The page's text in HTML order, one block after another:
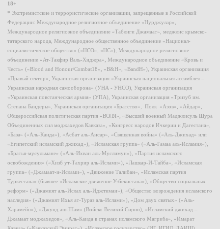
18+
* Экстремистские и террористические организации, запрещенные в Российской
Федерации: Международное религиозное объединение «Нурджулар»,
Международное религиозное объединение «Таблиги Джамаат», меджлис крымско-
татарского народа, Международное общественное объединение «Национал-
социалистическое общество» («НСО», «НС»), Международное религиозное
объединение «Ат-Такфир Валь-Хиджра», Международное объединение «Кровь и
Честь» («Blood and Honour/Combat18», «B&H», «BandH»), Украинская организация
«Правый сектор», Украинская организация «Украинская национальная ассамблея –
Украинская народная самооборона» (УНА - УНСО), Украинская организация
«Украинская повстанческая армия» (УПА), Украинская организация «Тризуб им.
Степана Бандеры», Украинская организация «Братство», Полк «Азов», «Айдар»,
Общероссийская политическая партия «ВОЛЯ», «Высший военный Маджлисуль Шура
Объединенных сил моджахедов Кавказа», «Конгресс народов Ичкерии и Дагестана»,
«База» («Аль-Каида»), «Асбат аль-Ансар», «Священная война» («Аль-Джихад» или
«Египетский исламский джихад»), «Исламская группа» («Аль-Гамаа аль-Исламия»),
«Братья-мусульмане» («Аль-Ихван аль-Муслимун»), «Партия исламского
освобождения» («Хизб ут-Тахрир аль-Ислами»), «Лашкар-И-Тайба», «Исламская
группа» («Джамаат-и-Ислами»), «Движение Талибан», «Исламская партия
Туркестана» (бывшее «Исламское движение Узбекистана»), «Общество социальных
реформ» («Джамият аль-Ислах аль-Иджтимаи»), «Общество возрождения исламского
наследия» («Джамият Ихья ат-Тураз аль-Ислами»), «Дом двух святых» («Аль-
Харамейн»), «Джунд аш-Шам» (Войско Великой Сирии), «Исламский джихад –
Джамаат моджахедов», «Аль-Каида в странах исламского Магриба», «Имарат